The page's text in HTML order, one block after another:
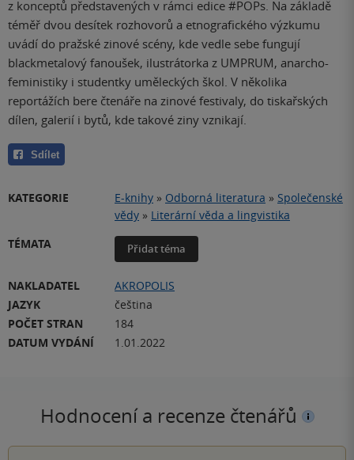
z konceptů představených v rámci edice #POPs. Na základě
téměř dvou desítek rozhovorů a etnografického výzkumu
uvádí do pražské zinové scény, kde vedle sebe fungují
blackmetalový fanoušek, ilustrátorka z UMPRUM, anarcho-
feministiky i studentky uměleckých škol. V několika
reportážích bere čtenáře na zinové festivaly, do tiskařských
dílen, galerií i bytů, kde takové ziny vznikají.
Sdílet
KATEGORIE E-knihy » Odborná literatura » Společenské
vědy » Literární věda a lingvistika
TÉMATA
Přidat téma
NAKLADATEL
AKROPOLIS
JAZYK
čeština
POČET STRAN
184
DATUM VYDÁNÍ
1.01.2022
Hodnocení a recenze čtenářů